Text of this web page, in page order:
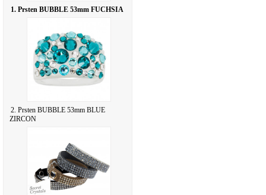
1. Prsten BUBBLE 53mm FUCHSIA
2. Prsten BUBBLE 53mm BLUE
ZIRCON